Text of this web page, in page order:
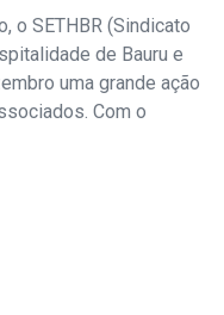
o SETHBR (Sindicato
de Bauru e
uma grande ação
Com o